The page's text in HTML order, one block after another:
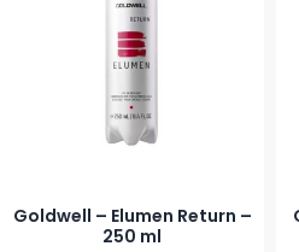
Goldwell – Elumen Return –
250 ml